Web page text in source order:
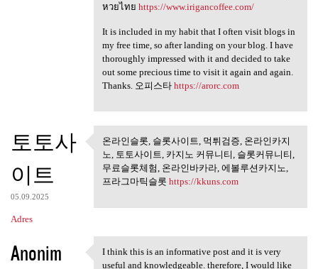
หวยไทย https://www.irigancoffee.com/
It is included in my habit that I often visit blogs in
my free time, so after landing on your blog. I have
thoroughly impressed with it and decided to take
out some precious time to visit it again and again.
Thanks. 오피스타 https://arorc.com
토토사
이트
05.09.2025
Adres
온라인슬롯, 슬롯사이트, 먹튀검
증, 온라인카지노,
온라인슬롯, 슬롯사이트, 먹튀검증, 온라인카지
노, 토토사이트, 카지노 커뮤니티, 슬롯커뮤니티,
무료슬롯체험, 온라인바카라, 에볼루션카지노,
프라그마틱슬롯 https://kkuns.com
Anonim I think this is an
I think this is an informative post and it is very
useful and knowledgeable. therefore, I would like